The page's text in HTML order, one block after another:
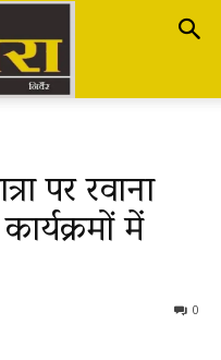
पर रवाना
में
0